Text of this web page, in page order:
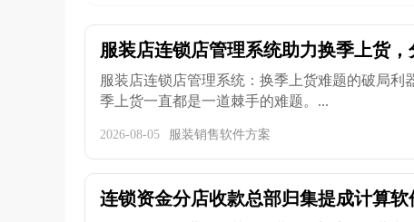
服装店连锁店管理系统助力换季上货，
服装店连锁店管理系统：换季上货难题的破局利
季上货一直都是一道棘手的难题。...
2026-08-05 服装销售软件方案
连锁资金分店收款总部归集提成计算软